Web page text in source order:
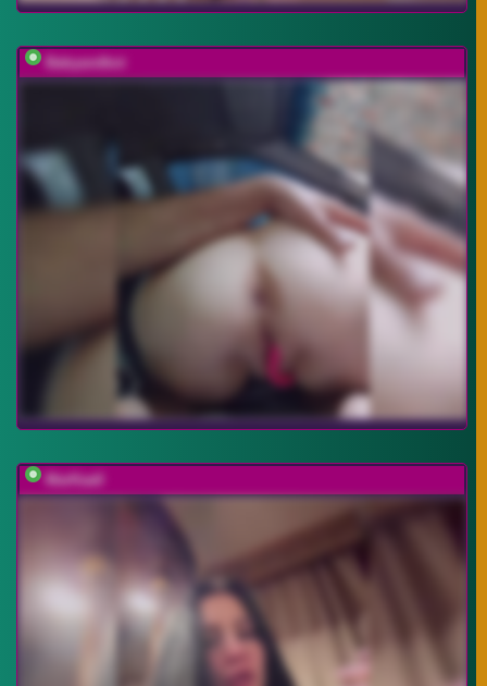
Babyandkot
MarKaa0